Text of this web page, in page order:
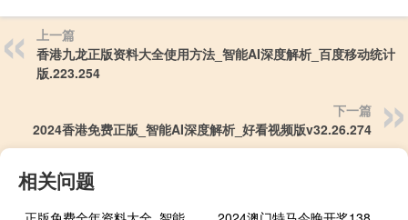
上一篇
香港九龙正版资料大全使用方法_智能AI深度解析_百度移动统计
版.223.254
下一篇
2024香港免费正版_智能AI深度解析_好看视频版v32.26.274
相关问题